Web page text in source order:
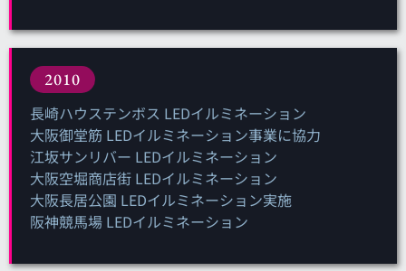
2010
長崎ハウステンボス LEDイルミネーション
大阪御堂筋 LEDイルミネーション事業に協力
江坂サンリバー LEDイルミネーション
大阪空堀商店街 LEDイルミネーション
大阪長居公園 LEDイルミネーション実施
阪神競馬場 LEDイルミネーション